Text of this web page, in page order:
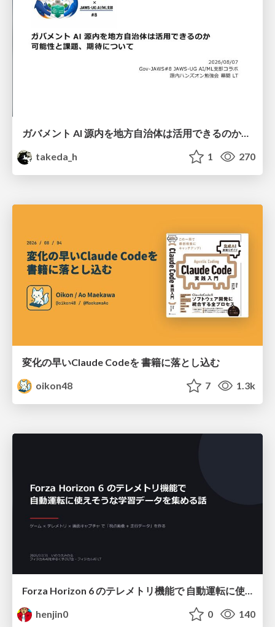
ガバメント AI 源内を地方自治体は活用できるのか 可能性と課題、期待について
takeda_h
1 270
変化の早いClaude Codeを 書籍に落とし込む
oikon48
7 1.3k
Forza Horizon 6 のテレメトリ機能で 自動運転に使えそうな学習データを集める話
henjin0
0 140